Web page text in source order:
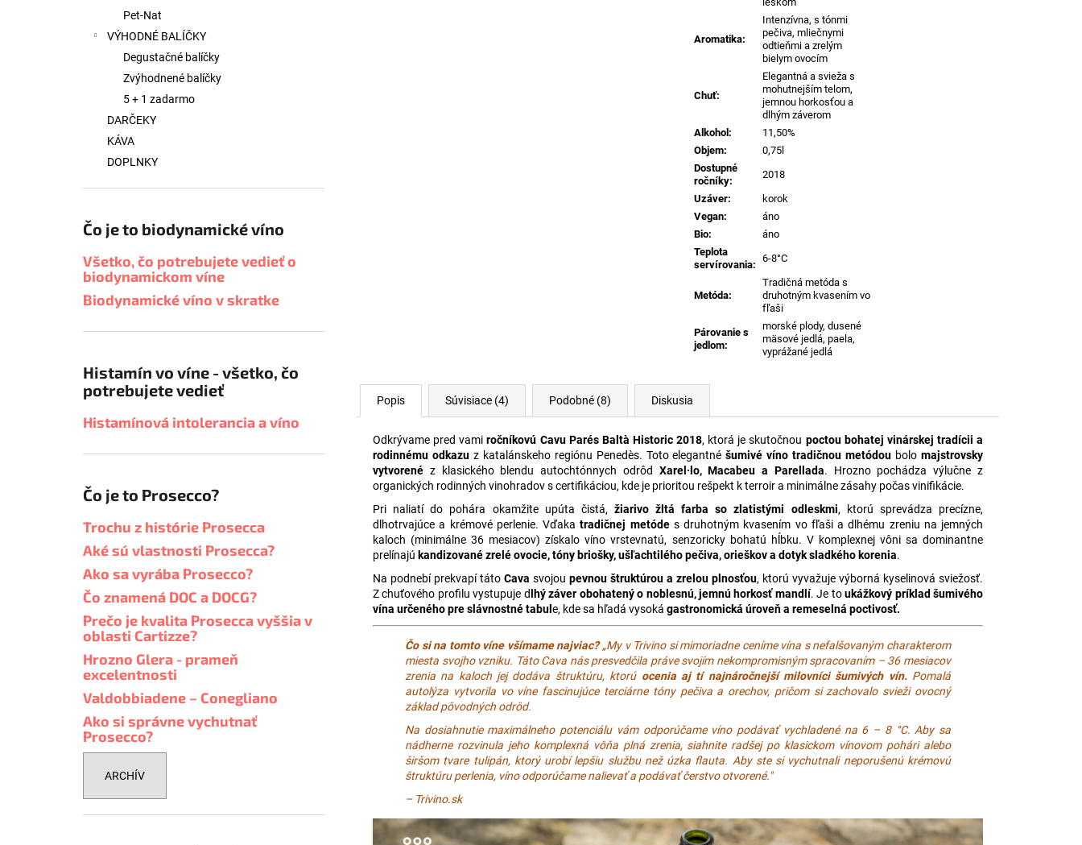
Pet-Nat
VÝHODNÉ BALÍČKY
Degustačné balíčky
Zvýhodnené balíčky
5 + 1 zadarmo
DARČEKY
KÁVA
DOPLNKY
Čo je to biodynamické víno
Všetko, čo potrebujete vedieť o
biodynamickom víne
Biodynamické víno v skratke
Histamín vo víne - všetko, čo
potrebujete vedieť
Histamínová intolerancia a víno
Čo je to Prosecco?
Trochu z histórie Prosecca
Aké sú vlastnosti Prosecca?
Ako sa vyrába Prosecco?
Čo znamená DOC a DOCG?
Prečo je kvalita Prosecca vyššia v
oblasti Cartizze?
Hrozno Glera - prameň
excelentnosti
Valdobbiadene – Conegliano
Ako si správne vychutnať
Prosecco?
ARCHÍV
Aromatika:
Intenzívna, s tónmi
pečiva, mliečnymi
odtieňmi a zrelým
bielym ovocím
Chuť:
Elegantná a svieža s
mohutnejším telom,
jemnou horkosťou a
dlhým záverom
Alkohol:
11,50%
Objem:
0,75l
Dostupné
ročníky:
2018
Uzáver:
korok
Vegan:
áno
Bio:
áno
Teplota
servírovania:
6-8°C
Metóda:
Tradičná metóda s
druhotným kvasením vo
fľaši
Párovanie s
jedlom:
morské plody, dusené
mäsové jedlá, paela,
vyprážané jedlá
Popis Súvisiace (4) Podobné (8) Diskusia
Odkrývame pred vami ročníkovú Cavu Parés Baltà Historic 2018, ktorá je skutočnou poctou bohatej vinárskej tradícii a
rodinnému odkazuz katalánskeho regiónu Penedès. Toto elegantnéšumivé víno tradičnou metódou bolomajstrovsky
vytvorené z klasického blendu autochtónnych odrôd Xarel·lo, Macabeu a Parellada. Hrozno pochádza výlučne z
organických rodinných vinohradov s certifikáciou, kde je prioritou rešpekt k terroir a minimálne zásahy počas vinifikácie.
Pri naliatí do pohára okamžite upúta čistá, žiarivo žltá farba so zlatistými odleskmi, ktorú sprevádza precízne,
dlhotrvajúce a krémové perlenie. Vďakatradičnej metódes druhotným kvasením vo fľaši a dlhému zreniu na jemných
kaloch (minimálne 36 mesiacov) získalo víno vrstevnatú, senzoricky bohatú hĺbku. V komplexnej vôni sa dominantne
prelínajú kandizované zrelé ovocie, tóny briošky, ušľachtilého pečiva, orieškov a dotyk sladkého korenia.
Na podnebí prekvapí táto Cava svojou pevnou štruktúrou a zrelou plnosťou, ktorú vyvažuje výborná kyselinová sviežosť.
Z chuťového profilu vystupuje dlhý záver obohatený o noblesnú, jemnú horkosť mandlí. Je toukážkový príklad šumivého
vína určeného pre slávnostné tabule, kde sa hľadá vysoká gastronomická úroveň a remeselná poctivosť.
Čo si na tomto víne všímame najviac?„My v Trivino si mimoriadne ceníme vína s nefalšovaným charakterom
miesta svojho vzniku. Táto Cava nás presvedčila práve svojím nekompromisným spracovaním – 36 mesiacov
zrenia na kaloch jej dodáva štruktúru, ktorú ocenia aj tí najnáročnejší milovníci šumivých vín.Pomalá
autolýza vytvorila vo víne fascinujúce terciárne tóny pečiva a orechov, pričom si zachovalo svieži ovocný
základ pôvodných odrôd.
Na dosiahnutie maximálneho potenciálu vám odporúčame víno podávať vychladené na 6 – 8 °C. Aby sa
nádherne rozvinula jeho komplexná vôňa plná zrenia, siahnite radšej po klasickom vínovom pohári alebo
širšom tvare tulipán, ktorý urobí lepšiu službu než úzka flauta. Aby ste si vychutnali neporušenú krémovú
štruktúru perlenia, víno odporúčame nalievať a podávať čerstvo otvorené."
– Trivino.sk